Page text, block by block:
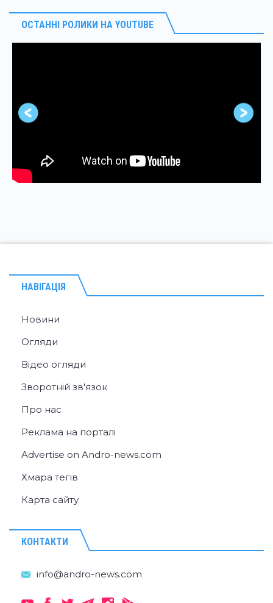
ОСТАННІ РОЛИКИ НА YOUTUBE
НАВІГАЦІЯ
Новини
Огляди
Відео огляди
Зворотній зв'язок
Про нас
Реклама на порталі
Advertise on Andro-news.com
Хмара тегів
Карта сайту
КОНТАКТИ